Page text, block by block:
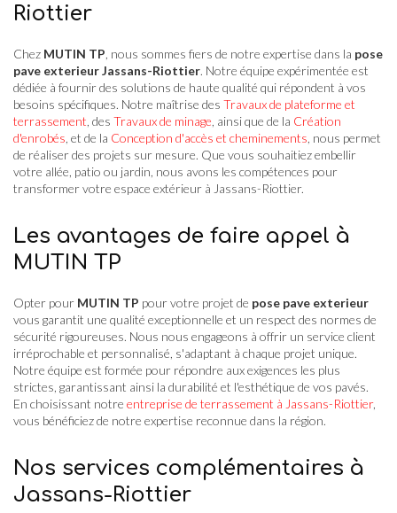
Riottier
Chez MUTIN TP , nous sommes fiers de notre expertise dans la pose
pave exterieur Jassans-Riottier. Notre équipe expérimentée est
dédiée à fournir des solutions de haute qualité qui répondent à vos
besoins spécifiques. Notre maîtrise des Travaux de plateforme et
terrassement , des Travaux de minage , ainsi que de la Création
d'enrobés , et de la Conception d'accès et cheminements , nous permet
de réaliser des projets sur mesure. Que vous souhaitiez embellir
votre allée, patio ou jardin, nous avons les compétences pour
transformer votre espace extérieur à Jassans-Riottier.
Les avantages de faire appel à
MUTIN TP
Opter pour MUTIN TP pour votre projet de pose pave exterieur
vous garantit une qualité exceptionnelle et un respect des normes de
sécurité rigoureuses. Nous nous engageons à offrir un service client
irréprochable et personnalisé, s'adaptant à chaque projet unique.
Notre équipe est formée pour répondre aux exigences les plus
strictes, garantissant ainsi la durabilité et l'esthétique de vos pavés.
En choisissant notre entreprise de terrassement à Jassans-Riottier,
vous bénéficiez de notre expertise reconnue dans la région.
Nos services complémentaires à
Jassans-Riottier